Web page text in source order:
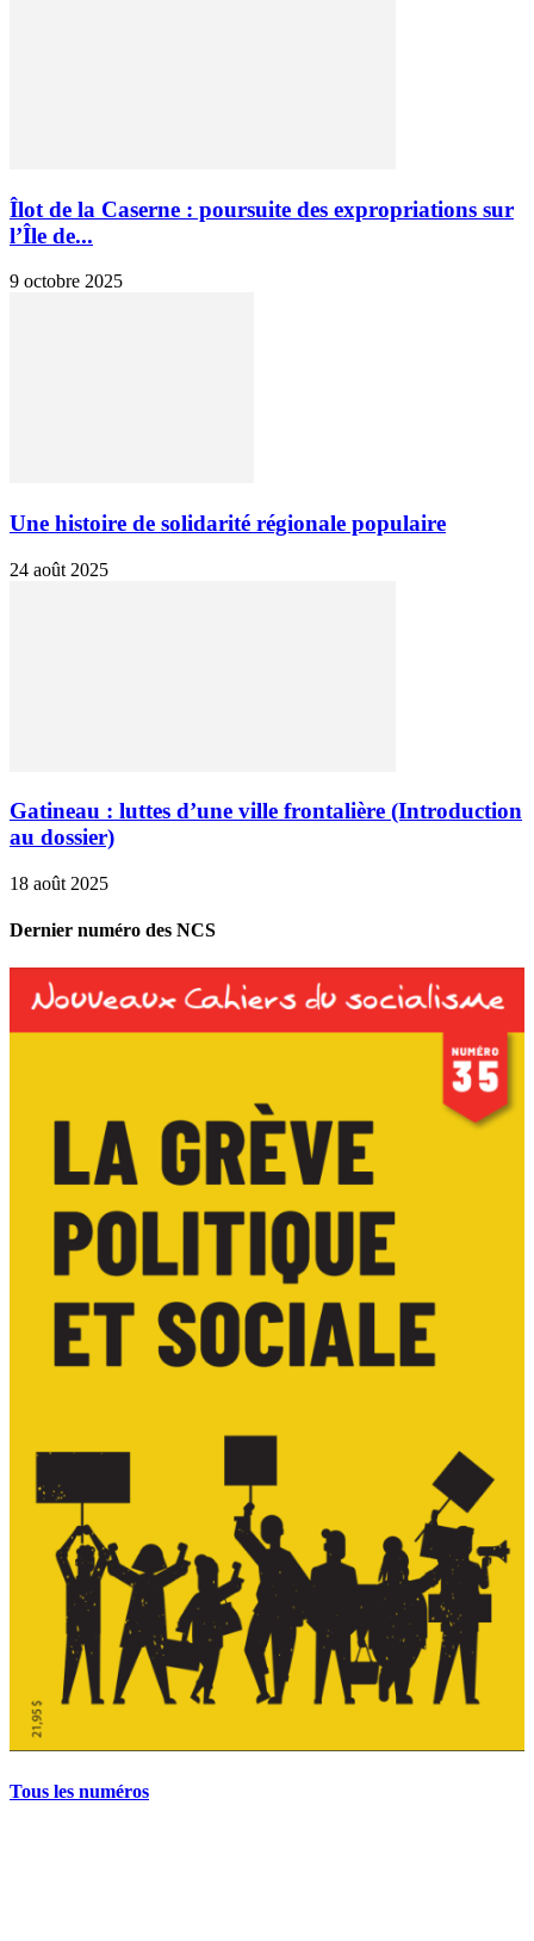
Îlot de la Caserne : poursuite des expropriations sur
l’Île de...
9 octobre 2025
Une histoire de solidarité régionale populaire
24 août 2025
Gatineau : luttes d’une ville frontalière (Introduction
au dossier)
18 août 2025
Dernier numéro des NCS
Tous les numéros